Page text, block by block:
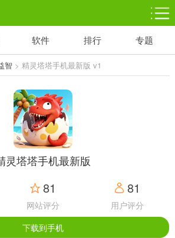
休闲益智
1万+款游戏
体育竞技
5百+款游戏
赛车竞速
3百+款游戏
软件 排行 专题
智> 精灵塔塔手机最新版 v1
灵塔塔手机最新版
81
网站评分
81
用户评分
下载到手机